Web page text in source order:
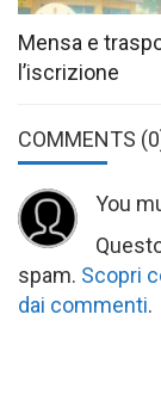
Mensa e
l’iscrizione
COMMENTS
You
spam. Scopri
dai commenti.